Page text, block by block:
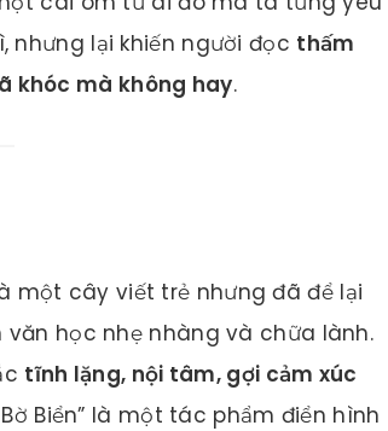
nhưng lại khiến người đọc thấm
khóc mà không hay.
một cây viết trẻ nhưng đã để lại
học nhẹ nhàng và chữa lành.
tĩnh lặng, nội tâm, gợi cảm xúc
Biển” là một tác phẩm điển hình